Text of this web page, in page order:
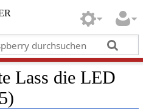
Lass die LED